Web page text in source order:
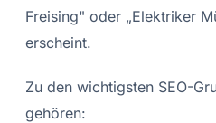
Freising" oder „Elektriker
erscheint.
Zu den wichtigsten SEO-
gehören: